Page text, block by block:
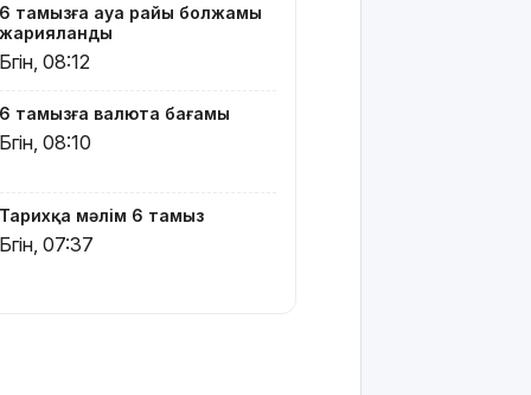
жобасын
таныстырды
жүзушілер
АҚШ-тағы
17 медаль
жеңіп алды
6 тамызға ауа райы болжамы
жарияланды
Бүгін, 08:12
6 тамызға валюта бағамы
Бүгін, 08:10
Тарихқа мәлім 6 тамыз
Бүгін, 07:37